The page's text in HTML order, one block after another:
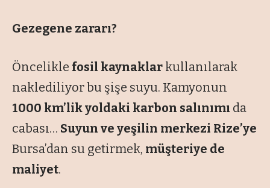
Gezegene zararı?
Öncelikle fosil kaynaklar kullanılarak
naklediliyor bu şişe suyu. Kamyonun
1000 km’lik yoldaki karbon salınımı da
cabası… Suyun ve yeşilin merkezi Rize’ye
Bursa’dan su getirmek, müşteriye de
maliyet.